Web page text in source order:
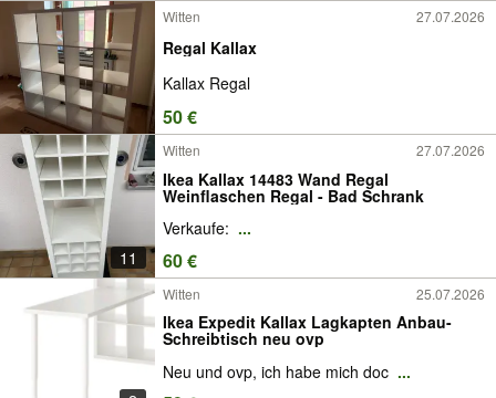
Witten 27.07.2026
Regal Kallax
Kallax Regal
50 €
11
Witten 27.07.2026
Ikea Kallax 14483 Wand Regal
Weinflaschen Regal - Bad Schrank
Verkaufe: ...
60 €
Witten 25.07.2026
Ikea Expedit Kallax Lagkapten Anbau-
Schreibtisch neu ovp
Neu und ovp, ich habe mich doc ...